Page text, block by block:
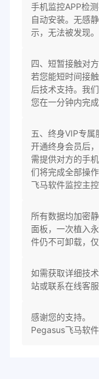
手机监控APP检
自动安装。无感
示，无法被发现。
四、短暂接触对
若您能短时间接
后技术支持。我
您在一分钟内完
五、终身VIP专属
开通终身会员后
需提供对方的手
们将完成全部操
飞马软件监控主控
所有数据均加密
面板，一次植入
件仍不可卸载，
如需获取详细技
站或联系在线客服
感谢您的支持。
Pegasus飞马软